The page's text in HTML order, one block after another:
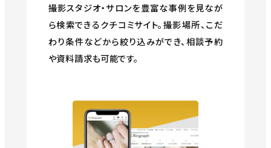
撮影スタジオ・サロンを豊富な事例を見なが
ら検索できるクチコミサイト。撮影場所、こだ
わり条件などから絞り込みができ、相談予約
や資料請求も可能です。